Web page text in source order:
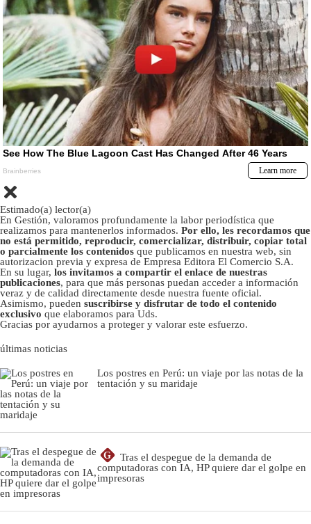
Estimado(a) lector(a)
En Gestión, valoramos profundamente la labor periodística que
realizamos para mantenerlos informados. Por ello, les recordamos que
no está permitido, reproducir, comercializar, distribuir, copiar total
o parcialmente los contenidos que publicamos en nuestra web, sin
autorizacion previa y expresa de Empresa Editora El Comercio S.A.
En su lugar, los invitamos a compartir el enlace de nuestras
publicaciones, para que más personas puedan acceder a información
veraz y de calidad directamente desde nuestra fuente oficial.
Asimismo, pueden suscribirse y disfrutar de todo el contenido
exclusivo que elaboramos para Uds.
Gracias por ayudarnos a proteger y valorar este esfuerzo.
últimas noticias
Los postres en Perú: un viaje por las notas de la
tentación y su maridaje
G
Tras el despegue de la demanda de
computadoras con IA, HP quiere dar el golpe en
impresoras